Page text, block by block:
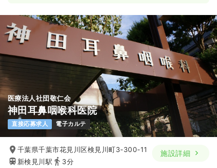
医療法人社団敬仁会
神田耳鼻咽喉科医院
直接応募求人 電子カルテ
千葉県千葉市花見川区検見川町3-300-11
新検見川駅
3分
施設詳細